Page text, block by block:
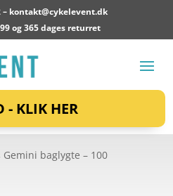
– kontakt@cykelevent.dk
og 365 dages returret
- KLIK HER
baglygte – 100